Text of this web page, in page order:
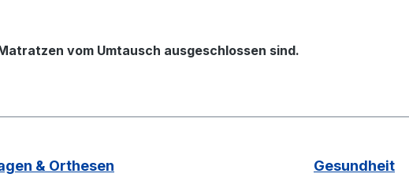
vom Umtausch ausgeschlossen sind.
& Orthesen Gesundheit